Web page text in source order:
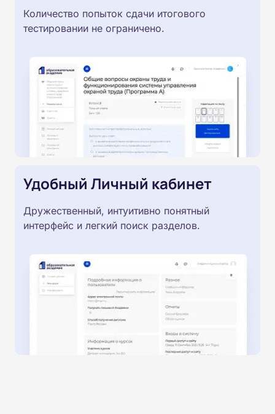
Количество попыток сдачи итогового
тестировании не ограничено.
Удобный Личный кабинет
Дружественный, интуитивно понятный
интерфейс и легкий поиск разделов.